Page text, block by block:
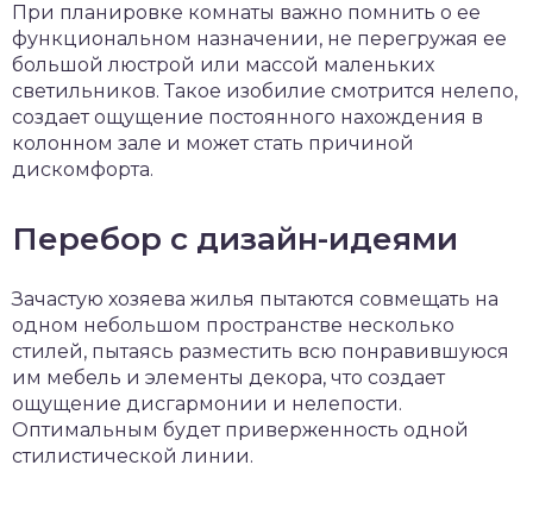
При планировке комнаты важно помнить о ее
функциональном назначении, не перегружая ее
большой люстрой или массой маленьких
светильников. Такое изобилие смотрится нелепо,
создает ощущение постоянного нахождения в
колонном зале и может стать причиной
дискомфорта.
Перебор с дизайн-идеями
Зачастую хозяева жилья пытаются совмещать на
одном небольшом пространстве несколько
стилей, пытаясь разместить всю понравившуюся
им мебель и элементы декора, что создает
ощущение дисгармонии и нелепости.
Оптимальным будет приверженность одной
стилистической линии.